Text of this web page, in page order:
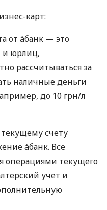
карт:
от àбанк — это
и юрлиц,
рассчитываться за
наличные деньги
до 10 грн/л
счету
àбанк. Все
операциями текущего
учет и